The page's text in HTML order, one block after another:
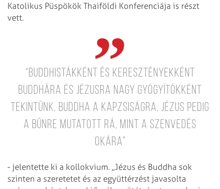
Katolikus Püspökök Thaiföldi Konferenciája is részt
vett.
“Buddhistákként és keresztényekként
Buddhára és Jézusra nagy gyógyítókként
tekintünk. Buddha a kapzsiságra, Jézus pedig
a bűnre mutatott rá, mint a szenvedés
okára"
- jelentette ki a kollokvium. „Jézus és Buddha sok
szinten a szeretetet és az együttérzést javasolta